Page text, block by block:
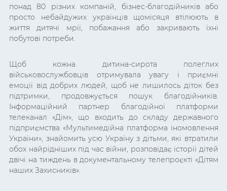
понад 80 різних компаній, бізнес-благодійників або
просто небайдужих українців щомісяця втілюють в
життя дитячі мрії, побажання або закривають їхні
побутові потреби.
Щоб кожна дитина-сирота полеглих
військовослужбовців отримувала увагу і приємні
емоції від добрих людей, щоб не лишилось діток без
підтримки, продовжується пошук благодійників.
Інформаційний партнер благодійної платформи
телеканал «Дім», що входить до складу державного
підприємства «Мультимедійна платформа іномовлення
України», знайомить усю Україну з дітьми, які втратили
обох найрідніших під час війни, розповідає історії дітей
двічі на тиждень в документальному телепроєкті «Дітям
наших Захисників».